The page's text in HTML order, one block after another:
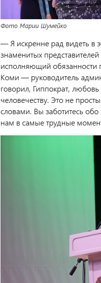
Фото Марии Шумейко
— Я искренне рад видеть в
знаменитых
исполняющий обязанности
Коми — руководитель
говорил, Гиппократ,
человечеству. Это не
словами. Вы заботитесь
нам в самые трудные